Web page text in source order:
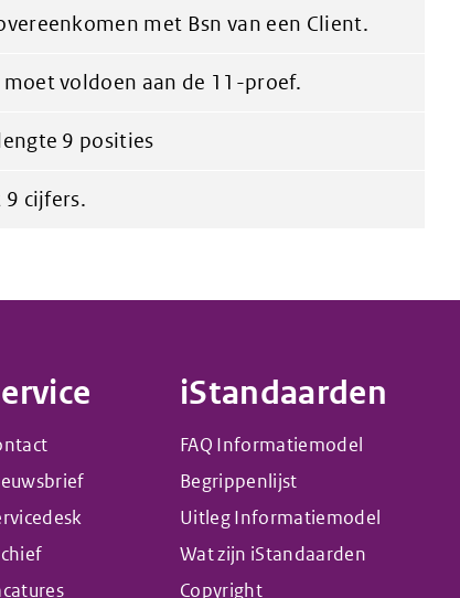
met Bsn van een Client.
moet voldoen aan de 11-proef.
9 posities
9 cijfers.
iStandaarden
FAQ Informatiemodel
Begrippenlijst
Uitleg Informatiemodel
Wat zijn iStandaarden
Copyright